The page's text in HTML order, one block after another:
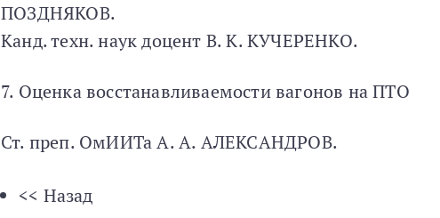
ПОЗДНЯКОВ.
Канд. техн. наук доцент В. К. КУЧЕРЕНКО.
7. Оценка восстанавливаемости вагонов на ПТО
Ст. преп. ОмИИТа А. А. АЛЕКСАНДРОВ.
<< Назад